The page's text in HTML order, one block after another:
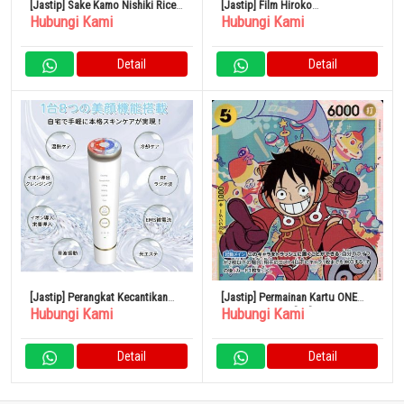
[Jastip] Sake Kamo Nishiki Rice
Bag Ginjo 720ml 15% Sake
Hubungi Kami
Detail
[Jastip] Film Hiroko
Yakushimaru VHS
Hubungi Kami
Detail
[Jastip] Perangkat Kecantikan
Wajah EMS
Hubungi Kami
Detail
[Jastip] Permainan Kartu ONE
PIECE OP07-109[SR]: Monkey D.
Hubungi Kami
Detail